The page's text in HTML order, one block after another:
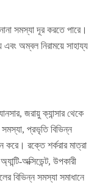
সমস্যা দূর করতে পারে।
অম্বল নিরাময়ে সাহায্য
জরায়ু ক্যান্সার থেকে
প্রভৃতি বিভিন্ন
করে। রক্তে শর্করার মাত্রা
অক্সিডেন্ট, উপকারী
বিভিন্ন সমস্যা সমাধানে